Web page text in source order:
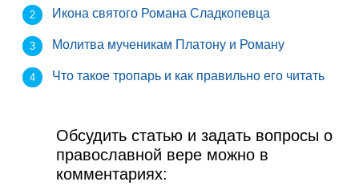
Икона святого Романа Сладкопевца
Молитва мученикам Платону и Роману
Что такое тропарь и как правильно его читать
Обсудить статью и задать вопросы о
православной вере можно в
комментариях: